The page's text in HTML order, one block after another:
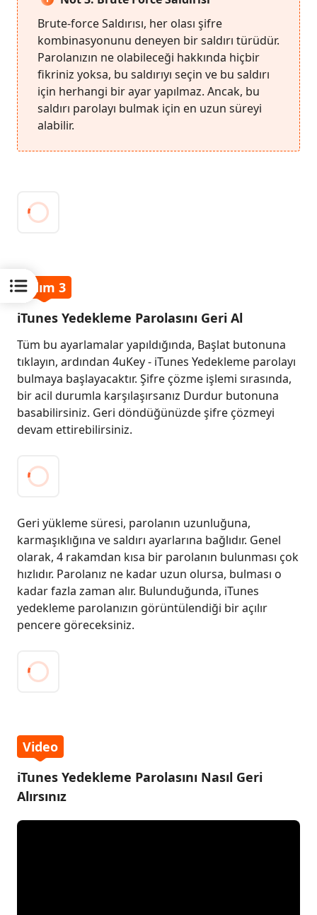
Brute-force Saldırısı, her olası şifre
kombinasyonunu deneyen bir saldırı türüdür.
Parolanızın ne olabileceği hakkında hiçbir
fikriniz yoksa, bu saldırıyı seçin ve bu saldırı
için herhangi bir ayar yapılmaz. Ancak, bu
saldırı parolayı bulmak için en uzun süreyi
alabilir.
Adım 3
iTunes Yedekleme Parolasını Geri Al
Tüm bu ayarlamalar yapıldığında, Başlat butonuna
tıklayın, ardından 4uKey - iTunes Yedekleme parolayı
bulmaya başlayacaktır. Şifre çözme işlemi sırasında,
bir acil durumla karşılaşırsanız Durdur butonuna
basabilirsiniz. Geri döndüğünüzde şifre çözmeyi
devam ettirebilirsiniz.
Geri yükleme süresi, parolanın uzunluğuna,
karmaşıklığına ve saldırı ayarlarına bağlıdır. Genel
olarak, 4 rakamdan kısa bir parolanın bulunması çok
hızlıdır. Parolanız ne kadar uzun olursa, bulması o
kadar fazla zaman alır. Bulunduğunda, iTunes
yedekleme parolanızın görüntülendiği bir açılır
pencere göreceksiniz.
Video
iTunes Yedekleme Parolasını Nasıl Geri
Alırsınız